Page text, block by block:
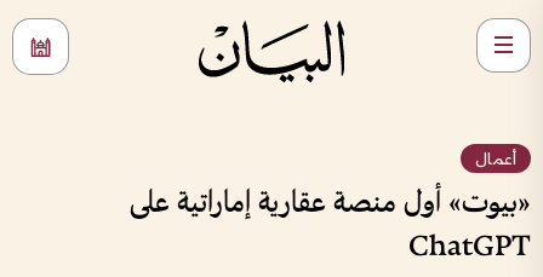
أعمال
«بيوت» أول منصة عقارية إماراتية على
ChatGPT